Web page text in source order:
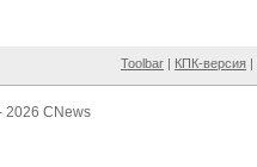
Toolbar | КПК-версия |
2026 CNews